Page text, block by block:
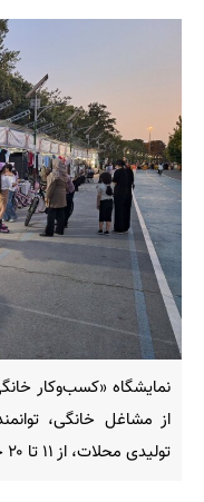
نمایشگاه «کسب‌وکار
از مشاغل خانگی،
تولیدی محلات، از ۱۱ تا ۲۰ خردادماه در بوستان ولایت برگزار می‌شود.